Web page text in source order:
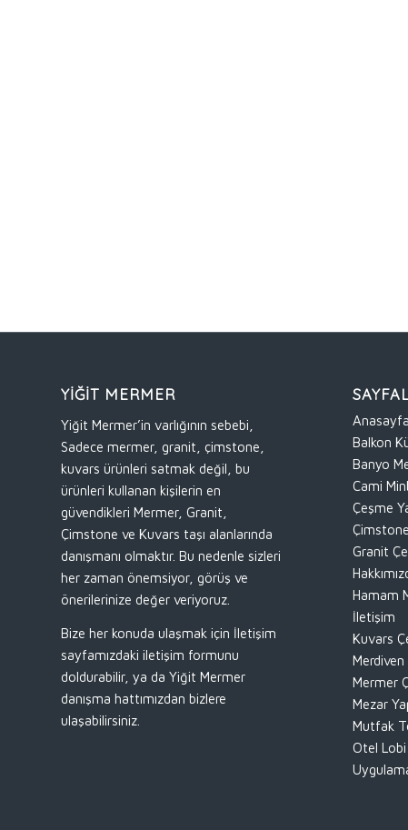
YİĞİT MERMER
Yiğit Mermer’in varlığının sebebi,
Sadece mermer, granit, çimstone,
kuvars ürünleri satmak değil, bu
ürünleri kullanan kişilerin en
güvendikleri Mermer, Granit,
Çimstone ve Kuvars taşı alanlarında
danışmanı olmaktır. Bu nedenle sizleri
her zaman önemsiyor, görüş ve
önerilerinize değer veriyoruz.
Bize her konuda ulaşmak için İletişim
sayfamızdaki iletişim formunu
doldurabilir, ya da Yiğit Mermer
danışma hattımızdan bizlere
ulaşabilirsiniz.
Anasayfa
Balkon
Banyo
Cami
Çeşme
Granit
Hamam
İletişim
Kuvars
Merdiven
Mermer
Mezar
Mutfak
Otel Lobi